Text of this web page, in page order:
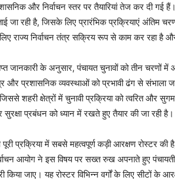
और निर्वाचन स्तर पर तैयारियां तेज कर दी गई
जा रही है, जिसके लिए प्रारंभिक प्रक्रियाएं अंतिम
राज्य निर्वाचन तंत्र सक्रिय रूप से काम कर रहा है
जानकारी के अनुसार, पंचायत चुनावों को तीन चरणों में
और प्रशासनिक व्यवस्थाओं को प्रभावी ढंग से
शहरी क्षेत्रों में चुनावी प्रक्रिया को त्वरित और
प्रबंधन को ध्यान में रखते हुए तैयार की जा रही है।
प्रक्रिया में सबसे महत्वपूर्ण कड़ी आरक्षण रोस्टर की
आयोग ने इस विषय पर सख्त रुख अपनाते हुए पंचायती
किया जाए। यह रोस्टर विभिन्न वर्गों के लिए सीटों के